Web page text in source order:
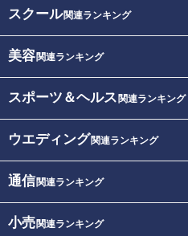
スクール関連ランキング
美容関連ランキング
スポーツ＆ヘルス 関連ランキング
ウエディング関連ランキング
通信関連ランキング
小売関連ランキング